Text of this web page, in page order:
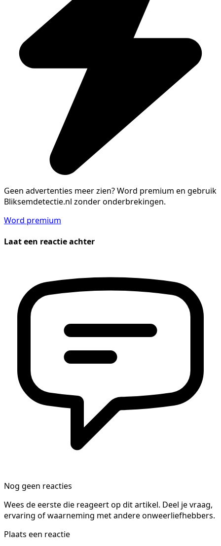
Geen advertenties meer zien?Word premium en gebruik
Bliksemdetectie.nl zonder onderbrekingen.
Word premium
Laat een reactie achter
Nog geen reacties
Wees de eerste die reageert op dit artikel. Deel je vraag,
ervaring of waarneming met andere onweerliefhebbers.
Plaats een reactie